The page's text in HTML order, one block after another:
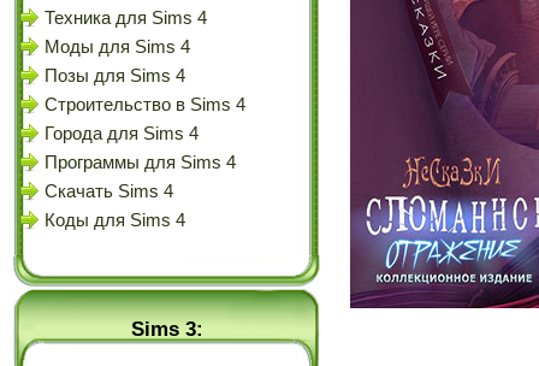
Техника для Sims 4
Моды для Sims 4
Позы для Sims 4
Строительство в Sims 4
Города для Sims 4
Программы для Sims 4
Скачать Sims 4
Коды для Sims 4
Sims 3: